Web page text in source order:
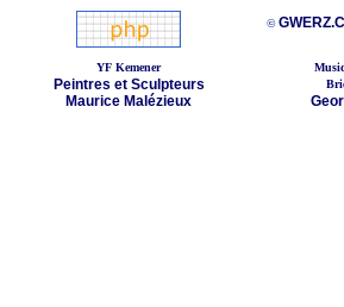
©
YF Kemener
Peintres et Sculpteurs
Maurice Malézieux